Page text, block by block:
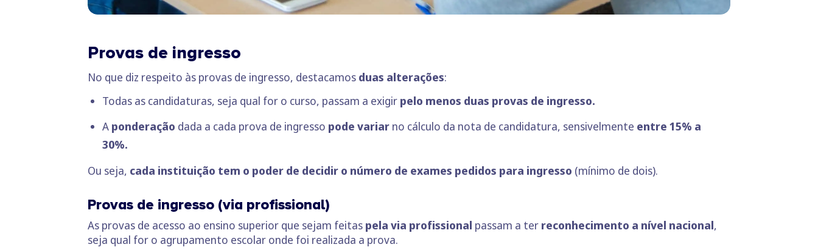
Provas de ingresso
No que diz respeito às provas de ingresso, destacamos duas alterações:
Todas as candidaturas, seja qual for o curso, passam a exigir pelo menos duas provas de ingresso.
A ponderação dada a cada prova de ingresso pode variar no cálculo da nota de candidatura, sensivelmente entre 15% a
30%.
Ou seja, cada instituição tem o poder de decidir o número de exames pedidos para ingresso (mínimo de dois).
Provas de ingresso (via profissional)
As provas de acesso ao ensino superior que sejam feitas pela via profissional passam a ter reconhecimento a nível nacional,
seja qual for o agrupamento escolar onde foi realizada a prova.